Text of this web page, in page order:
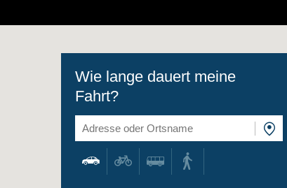
Wie lange dauert meine
Fahrt?